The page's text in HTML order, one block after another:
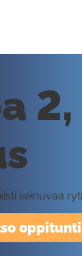
oppitunti
2,
keinuvaa